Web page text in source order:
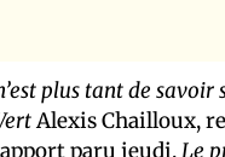
plus tant de
Alexis Chailloux,
paru jeudi.Le